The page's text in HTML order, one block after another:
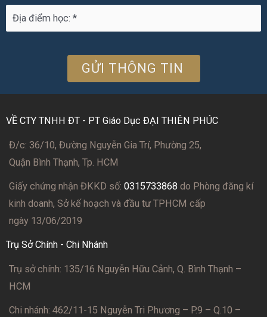
VỀ CTY TNHH ĐT - PT Giáo Dục ĐẠI THIÊN PHÚC
Đ/c: 36/10, Đường Nguyễn Gia Trí, Phường 25,
Quận Bình Thạnh, Tp. HCM
Giấy chứng nhận ĐKKD số: 0315733868 do Phòng đăng kí
kinh doanh, Sở kế hoạch và đầu tư TPHCM cấp
ngày 13/06/2019
Trụ Sở Chính - Chi Nhánh
Trụ sở chính: 135/16 Nguyễn Hữu Cảnh, Q. Bình Thạnh –
HCM
Chi nhánh: 462/11-15 Nguyễn Tri Phương – P.9 – Q.10 –